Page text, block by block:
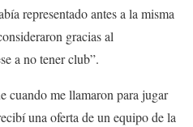
representado antes a la misma
gracias al
a no tener club”.
cuando me llamaron para jugar
una oferta de un equipo de la